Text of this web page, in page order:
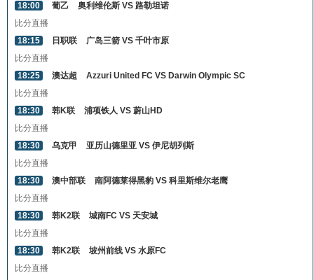
18:00
葡乙
奥利维伦斯 VS 路勒坦诺
比分直播
18:15
日职联
广岛三箭 VS 千叶市原
比分直播
18:25
澳达超
Azzuri United FC VS Darwin Olympic SC
比分直播
18:30
韩K联
浦项铁人 VS 蔚山HD
比分直播
18:30
乌克甲
亚历山德里亚 VS 伊尼胡列斯
比分直播
18:30
澳中部联
南阿德莱得黑豹 VS 科里斯维尔老鹰
比分直播
18:30
韩K2联
城南FC VS 天安城
比分直播
18:30
韩K2联
坡州前线 VS 水原FC
比分直播